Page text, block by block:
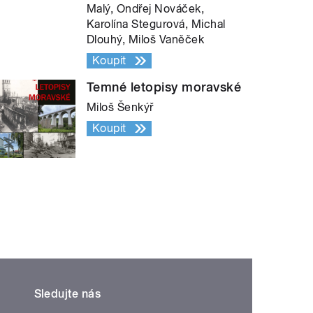
Malý, Ondřej Nováček,
Karolína Stegurová, Michal
Dlouhý, Miloš Vaněček
Koupit
Temné letopisy moravské
Miloš Šenkýř
Koupit
Sledujte nás